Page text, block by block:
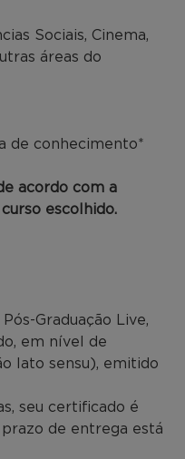
Sociais, Cinema,
áreas do
de conhecimento*
acordo com a
escolhido.
Graduação Live,
em nível de
lato sensu), emitido
seu certificado é
de entrega está